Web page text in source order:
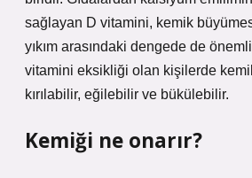
sağlayan D vitamini, kemik
yıkım arasındaki dengede de
vitamini eksikliği olan kişilerde
kırılabilir, eğilebilir ve bükülebilir.
Kemiği ne onarır?